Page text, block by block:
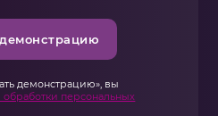
демонстрацию», вы
обработки персональных